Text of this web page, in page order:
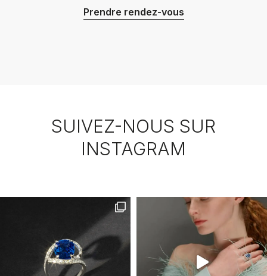
Prendre rendez-vous
SUIVEZ-NOUS SUR
INSTAGRAM